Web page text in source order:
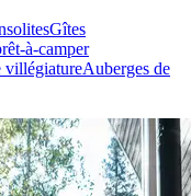
Gîtes
à-camper
villégiatureAuberges de